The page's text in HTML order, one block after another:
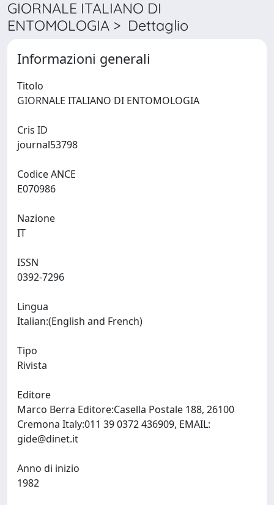
GIORNALE ITALIANO DI
ENTOMOLOGIA > Dettaglio
Informazioni generali
Titolo
Cris ID
Codice ANCE
Nazione
ISSN
Lingua
Tipo
Rivista
Editore
Marco Berra Editore:Casella Postale 188, 26100
Cremona Italy:011 39 0372 436909, EMAIL:
gide@dinet.it
Anno di inizio